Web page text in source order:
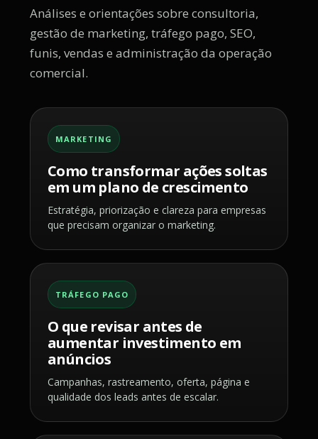
Análises e orientações sobre consultoria,
gestão de marketing, tráfego pago, SEO,
funis, vendas e administração da operação
comercial.
MARKETING
Como transformar ações soltas
em um plano de crescimento
Estratégia, priorização e clareza para empresas
que precisam organizar o marketing.
TRÁFEGO PAGO
O que revisar antes de
aumentar investimento em
anúncios
Campanhas, rastreamento, oferta, página e
qualidade dos leads antes de escalar.